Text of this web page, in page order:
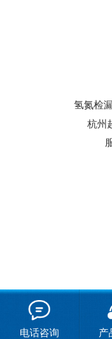
氢氮检
杭州
电话咨询 产